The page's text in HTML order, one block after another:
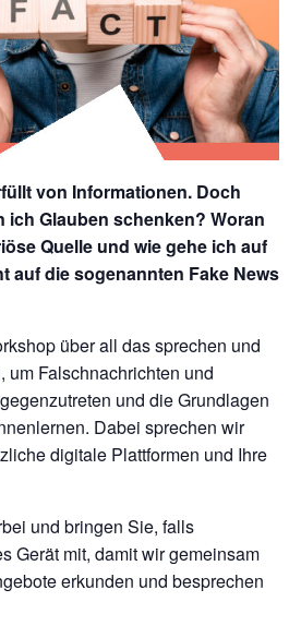
von Informationen. Doch
ich Glauben schenken? Woran
Quelle und wie gehe ich auf
auf die sogenannten Fake News
über all das sprechen und
um Falschnachrichten und
und die Grundlagen
Dabei sprechen wir
digitale Plattformen und Ihre
und bringen Sie, falls
Gerät mit, damit wir gemeinsam
erkunden und besprechen